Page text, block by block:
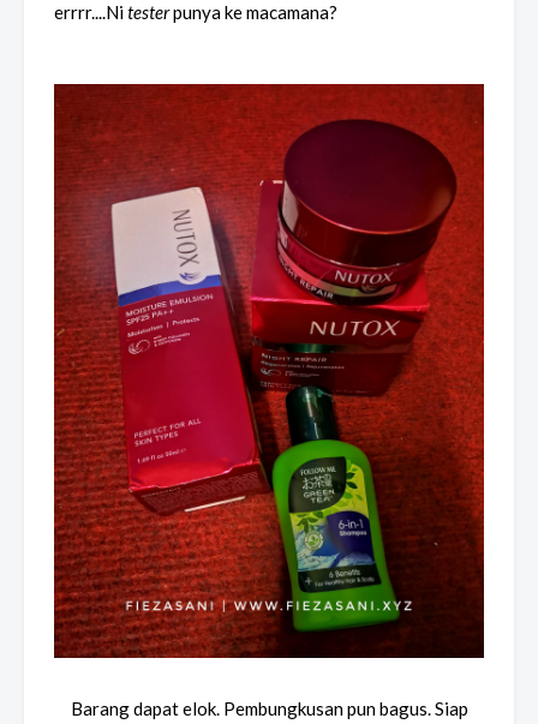
errrr....Nitesterpunya ke macamana?
Barang dapat elok. Pembungkusan pun bagus. Siap